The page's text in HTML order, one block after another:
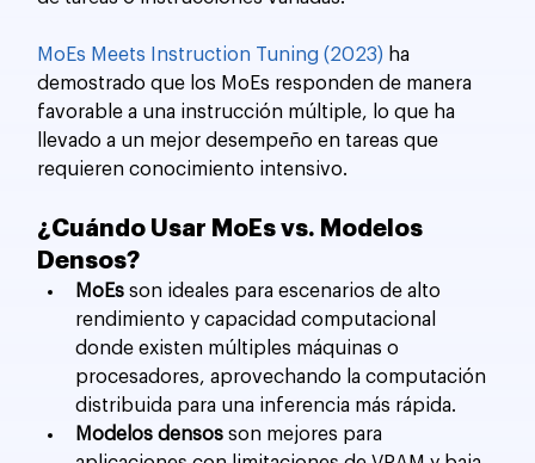
MoEs Meets Instruction Tuning (2023) ha
demostrado que los MoEs responden de manera
favorable a una instrucción múltiple, lo que ha
llevado a un mejor desempeño en tareas que
requieren conocimiento intensivo.
¿Cuándo Usar MoEs vs. Modelos
Densos?
MoEs son ideales para escenarios de alto
rendimiento y capacidad computacional
donde existen múltiples máquinas o
procesadores, aprovechando la computación
distribuida para una inferencia más rápida.
Modelos densos son mejores para